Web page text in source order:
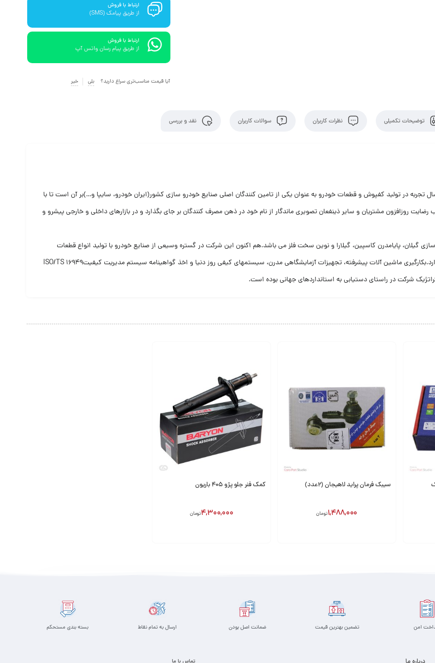
ارتباط با فروش
از طریق پیامک (SMS)
ارتباط با فروش
از طریق پیام رسان واتس آپ
آیا قیمت مناسب‌تری سراغ دارید؟ بلی خیر
توضیحات تکمیلی نظرات کاربران سوالات کاربران نقد و بررسی
کارخانجات لاستیک سازی گیلان به عنوان بنگاه اقتصادی با بیش از 60 سال تجربه در تولید کفپوش و قطعات خودرو به عنوان یکی از تامین کنندگان اصلی صنایع خودرو سازی کشور(ایران خودرو، سایپا و…)بر آن است تا با
روزافزون مشتریان و سایر ذینفعان تصویری ماندگار از نام خود در ذهن مصرف کنندگان بر جای بگذارد و در بازارهای داخلی و خارجی پیشرو و
متشکل از 4 شرکت تولیدی لاستیک سازی گیلان، پایامدرن کاسپین، گیلارا و نوین سخت فلز می باشد.هم اکنون این شرکت در گستره وسیعی از صنایع خودرو با تولید انواع قطعات
لاستیکی، لاستیک فلز و کفپوشهای لاستیکی و پلاستیکی خودروها فعالیت دارد.بکارگیری ماشین آلات پیشرفته، تجهیزات آزمایشگاهی مدرن، سیستمهای کیفی روز دنیا و اخذ گواهینامه سیستم مدیریت کیفیتISO/TS 16949
سیبک فرمان پراید لاهیجان (2عدد)
1,488,000تومان
کمک فنر جلو پژو 405 باریون
4,300,000تومان
امن تضمین بهترین قیمت ضمانت اصل بودن ارسال به تمام نقاط بسته بندی مستحکم
تماس با ما